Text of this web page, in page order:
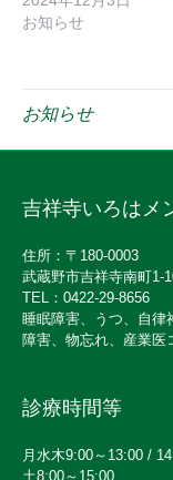
お知らせ
お知らせ
吉祥寺いろはメ
住所：〒180-0003
武蔵野市吉祥寺南町1-
TEL：0422-29-8656
睡眠障害、うつ、自律
障害、物忘れ、産業医
診療時間等
月水木9:00～13:00 /
土8:00～15:00